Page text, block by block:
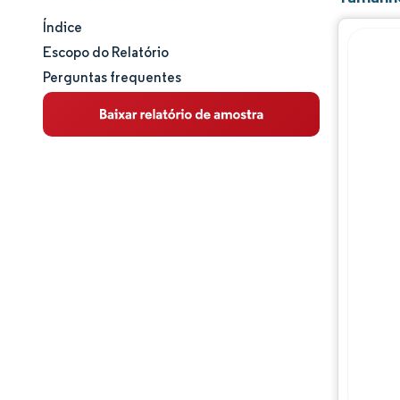
Tamanho e participação de mercado
Análise de mercado
Tendências e insights
Índice
Escopo do Relatório
Perguntas frequentes